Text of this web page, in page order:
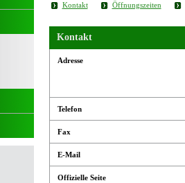
Kontakt Öffnungszeiten
Kontakt
Adresse
Telefon
Fax
E-Mail
Offizielle Seite